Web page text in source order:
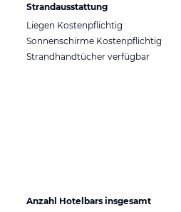
Strandausstattung
Liegen Kostenpflichtig
Sonnenschirme Kostenpflichtig
Strandhandtücher verfügbar
Anzahl Hotelbars insgesamt